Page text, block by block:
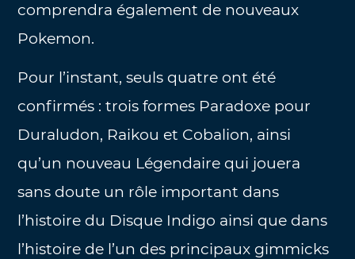
comprendra également de nouveaux
Pokemon.
Pour l’instant, seuls quatre ont été
confirmés : trois formes Paradoxe pour
Duraludon, Raikou et Cobalion, ainsi
qu’un nouveau Légendaire qui jouera
sans doute un rôle important dans
l’histoire du Disque Indigo ainsi que dans
l’histoire de l’un des principaux gimmicks